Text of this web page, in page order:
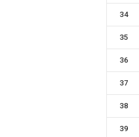
34
35
36
37
38
39